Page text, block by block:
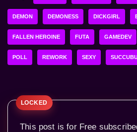
DEMON DEMONESS DICKGIRL
FALLEN HEROINE FUTA GAMEDEV
POLL REWORK SEXY
This post is for Free